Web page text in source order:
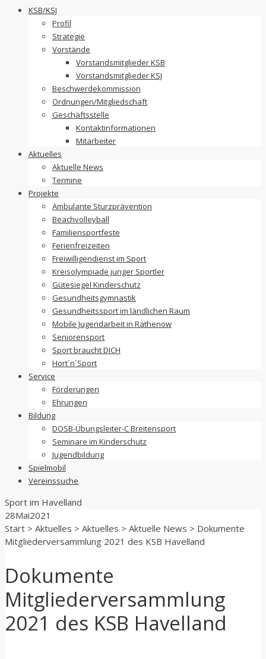
KSB/KSJ
Profil
Strategie
Vorstände
Vorstandsmitglieder KSB
Vorstandsmitglieder KSJ
Beschwerdekommission
Ordnungen/Mitgliedschaft
Geschäftsstelle
Kontaktinformationen
Mitarbeiter
Aktuelles
Aktuelle News
Termine
Projekte
Ambulante Sturzprävention
Beachvolleyball
Familiensportfeste
Ferienfreizeiten
Freiwilligendienst im Sport
Kreisolympiade junger Sportler
Gütesiegel Kinderschutz
Gesundheitsgymnastik
Gesundheitssport im ländlichen Raum
Mobile Jugendarbeit in Rathenow
Seniorensport
Sport braucht DICH
Hort´n´Sport
Service
Förderungen
Ehrungen
Bildung
DOSB-Übungsleiter-C Breitensport
Seminare im Kinderschutz
Jugendbildung
Spielmobil
Vereinssuche
Sport im Havelland
28Mai2021
Start > Aktuelles > Aktuelles > Aktuelle News > Dokumente
Mitgliederversammlung 2021 des KSB Havelland
Dokumente
Mitgliederversammlung
2021 des KSB Havelland